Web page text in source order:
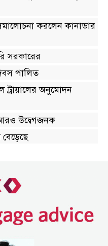
করলেন কানাডার
সরকারের
পালিত
ট্রায়ালের অনুমোদন
উদ্বেগজনক
বেড়েছে